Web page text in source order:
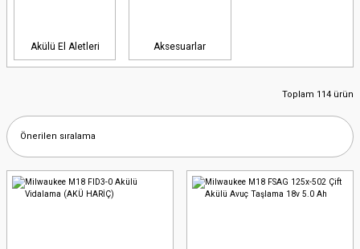
Akülü El Aletleri Aksesuarlar
Toplam 114 ürün